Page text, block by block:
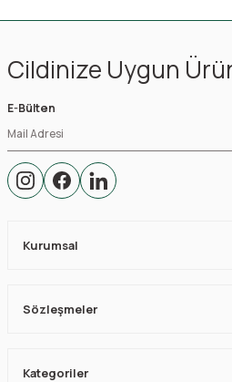
Cildinize Uygun
E-Bülten
Kurumsal
Sözleşmeler
Kategoriler